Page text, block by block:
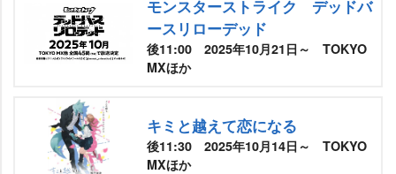
モンスターストライク デッドバ
ースリローデッド
後11:00 2025年10月21日～ TOKYO
MXほか
キミと越えて恋になる
後11:30 2025年10月14日～ TOKYO
MXほか